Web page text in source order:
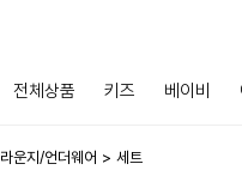
전체상품 키즈 베이비
라운지/언더웨어 세트